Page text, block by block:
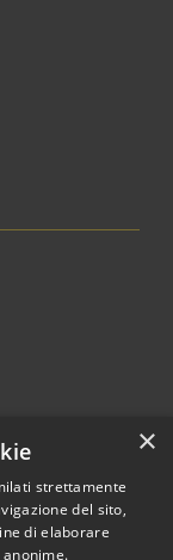
×
strettamente
del sito,
di elaborare